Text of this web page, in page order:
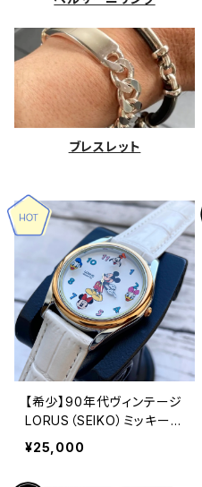
ブレスレット
【希少】90年代ヴィンテージ
LORUS（SEIKO）ミッキーマ
ウス 腕時計（RRS260） 1
990年代未使用品 電池交
¥25,000